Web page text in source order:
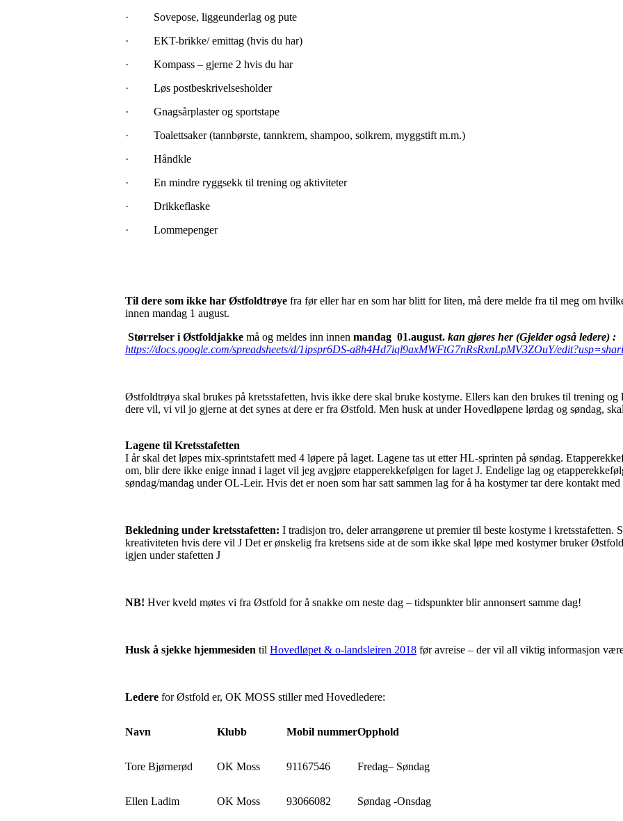
· Sovepose, liggeunderlag og pute
· EKT-brikke/ emittag (hvis du har)
· Kompass – gjerne 2 hvis du har
· Løs postbeskrivelsesholder
· Gnagsårplaster og sportstape
· Toalettsaker (tannbørste, tannkrem, shampoo, solkrem, myggstift m.m.)
· Håndkle
· En mindre ryggsekk til trening og aktiviteter
· Drikkeflaske
· Lommepenger
Til dere som ikke har Østfoldtrøye fra før eller har en som har blitt for liten, må dere melde fra til meg om
innen mandag 1 august.
Størrelser i Østfoldjakke må og meldes inn innen mandag 01.august. kan gjøres her (Gjelder også ledere) :
https://docs.google.com/spreadsheets/d/1ipspr6DS-a8h4Hd7iql9axMWFtG7nRsRxnLpMV3ZOuY/
Østfoldtrøya skal brukes på kretsstafetten, hvis ikke dere skal bruke kostyme. Ellers kan den brukes til trening
dere vil, vi vil jo gjerne at det synes at dere er fra Østfold. Men husk at under Hovedløpene lørdag og søndag,
Lagene til Kretsstafetten
I år skal det løpes mix-sprintstafett med 4 løpere på laget. Lagene tas ut etter HL-sprinten på søndag.
om, blir dere ikke enige innad i laget vil jeg avgjøre etapperekkefølgen for laget J. Endelige lag og
søndag/mandag under OL-Leir. Hvis det er noen som har satt sammen lag for å ha kostymer tar dere kontakt med
Bekledning under kretsstafetten: I tradisjon tro, deler arrangørene ut premier til beste kostyme i kretsstafetten.
kreativiteten hvis dere vil J Det er ønskelig fra kretsens side at de som ikke skal løpe med kostymer bruker
igjen under stafetten J
NB! Hver kveld møtes vi fra Østfold for å snakke om neste dag – tidspunkter blir annonsert samme dag!
Husk å sjekke hjemmesiden til Hovedløpet & o-landsleiren 2018 før avreise – der vil all viktig informasjon
Ledere for Østfold er, OK MOSS stiller med Hovedledere:
Navn Klubb Mobil nummerOpphold
Tore Bjørnerød OK Moss 91167546 Fredag– Søndag
Ellen Ladim OK Moss 93066082 Søndag -Onsdag